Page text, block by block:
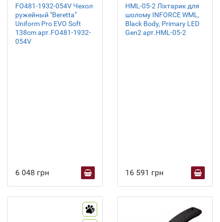
FO481-1932-054V Чехол
ружейный "Beretta"
Uniform Pro EVO Soft
138cm арт.FO481-1932-
054V
6 048 грн
HML-05-2 Ліхтарик для
шолому INFORCE WML,
Black Body, Primary LED
Gen2 арт.HML-05-2
16 591 грн
9